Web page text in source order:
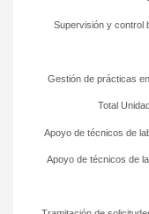
Apoyo de técnicos de
Apoyo de técnicos de
Total
Gestión de prácticas
Supervisión y control